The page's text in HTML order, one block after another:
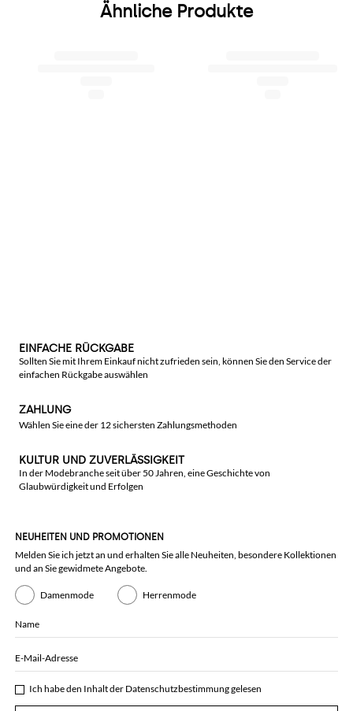
Ähnliche Produkte
EINFACHE RÜCKGABE
Sollten Sie mit Ihrem Einkauf nicht zufrieden sein, können Sie den Service der
einfachen Rückgabe auswählen
ZAHLUNG
Wählen Sie eine der 12 sichersten Zahlungsmethoden
KULTUR UND ZUVERLÄSSIGKEIT
In der Modebranche seit über 50 Jahren, eine Geschichte von
Glaubwürdigkeit und Erfolgen
NEUHEITEN UND PROMOTIONEN
Melden Sie ich jetzt an und erhalten Sie alle Neuheiten, besondere Kollektionen
und an Sie gewidmete Angebote.
Damenmode Herrenmode
Name
E-Mail-Adresse
Ich habe den Inhalt der Datenschutzbestimmunggelesen